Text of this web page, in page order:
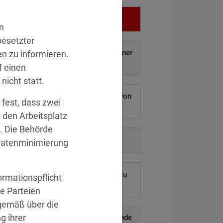
und Weitergabe personenbezogener
an Dritte.
Hackern den Diebstahl von
Kundendaten.
behördliche Anordnung.
ehemaligen Mitarbeiters blieb zu
lange aktiv.
und die anschließende
zu informieren.
einen
nicht statt.
dass zwei
Arbeitsplatz
Die Behörde
Parteien
über die
ihrer